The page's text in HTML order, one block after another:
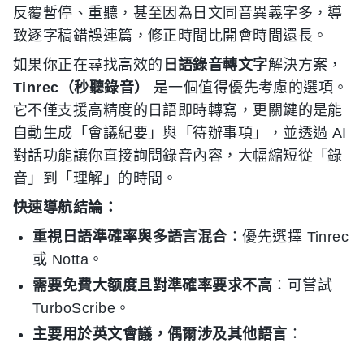
反覆暫停、重聽，甚至因為日文同音異義字多，導
致逐字稿錯誤連篇，修正時間比開會時間還長。
如果你正在尋找高效的 日語錄音轉文字解決方案，
Tinrec（秒聽錄音）
是一個值得優先考慮的選項。
它不僅支援高精度的日語即時轉寫，更關鍵的是能
自動生成「會議紀要」與「待辦事項」，並透過 AI
對話功能讓你直接詢問錄音內容，大幅縮短從「錄
音」到「理解」的時間。
快速導航結論：
重視日語準確率與多語言混合：優先選擇 Tinrec
或 Notta。
需要免費大额度且對準確率要求不高 ：可嘗試
TurboScribe。
主要用於英文會議，偶爾涉及其他語言 ：